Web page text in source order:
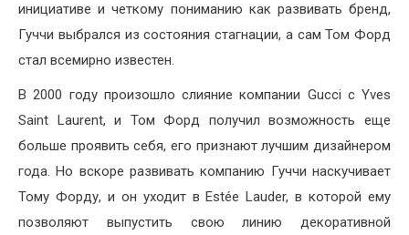
инициативе и четкому пониманию как развивать бренд,
Гуччи выбрался из состояния стагнации, а сам Том Форд
стал всемирно известен.
В 2000 году произошло слияние компании Gucci c Yves
Saint Laurent, и Том Форд получил возможность еще
больше проявить себя, его признают лучшим дизайнером
года. Но вскоре развивать компанию Гуччи наскучивает
Тому Форду, и он уходит в Estée Lauder, в которой ему
позволяют выпустить свою линию декоративной